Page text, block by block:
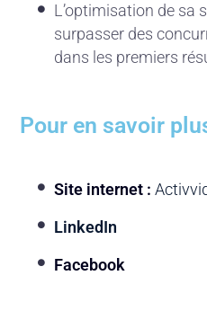
L’optimisation de sa
surpasser des
dans les premiers
Pour en savoir
Site internet :
LinkedIn
Facebook